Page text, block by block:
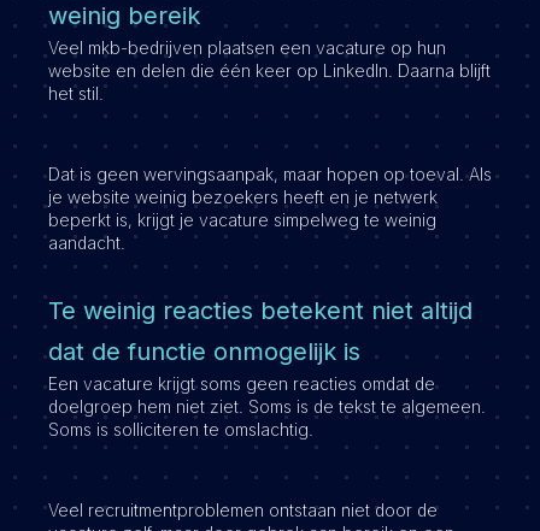
weinig bereik
Veel mkb-bedrijven plaatsen een vacature op hun
website en delen die één keer op LinkedIn. Daarna blijft
het stil.
Dat is geen wervingsaanpak, maar hopen op toeval. Als
je website weinig bezoekers heeft en je netwerk
beperkt is, krijgt je vacature simpelweg te weinig
aandacht.
Te weinig reacties betekent niet altijd
dat de functie onmogelijk is
Een vacature krijgt soms geen reacties omdat de
doelgroep hem niet ziet. Soms is de tekst te algemeen.
Soms is solliciteren te omslachtig.
Veel recruitmentproblemen ontstaan niet door de